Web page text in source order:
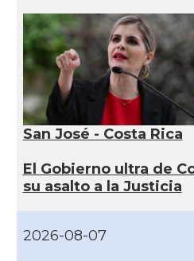
San José - Costa Rica
El Gobierno ultra de
su asalto a la Justicia
2026-08-07